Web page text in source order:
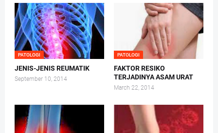
PATOLOGI
JENIS-JENIS REUMATIK
September 10, 2014
PATOLOGI
FAKTOR RESIKO
TERJADINYA ASAM URAT
March 22, 2014